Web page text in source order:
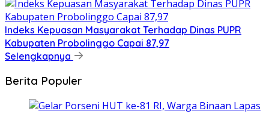
Indeks Kepuasan Masyarakat Terhadap Dinas PUPR
Kabupaten Probolinggo Capai 87,97
Selengkapnya
Berita Populer